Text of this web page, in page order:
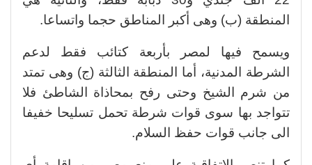
المنطقة (ب) وهى أكبر المناطق حجما واتساعا.
ويسمح فيها لمصر بأربعة كتائب فقط لدعم
الشرطة المدنية، أما المنطقة الثالثة (ج) وهى تمتد
من شرم الشيخ وحتى رفح بمحاذاة الشاطئ فلا
تتواجد بها سوى قوات شرطة تحمل تسليحا خفيفا
الى جانب قوات حفظ السلام.